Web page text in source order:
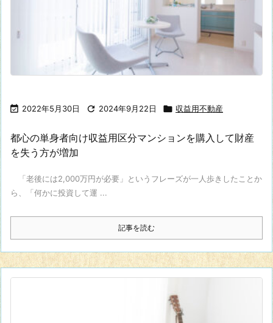
 2022年5月30日  2024年9月22日  収益用不動産
都心の単身者向け収益用区分マンションを購入して財産
を失う方が増加
「老後には2,000万円が必要」というフレーズが一人歩きしたことか
ら、「何かに投資して運 ...
記事を読む